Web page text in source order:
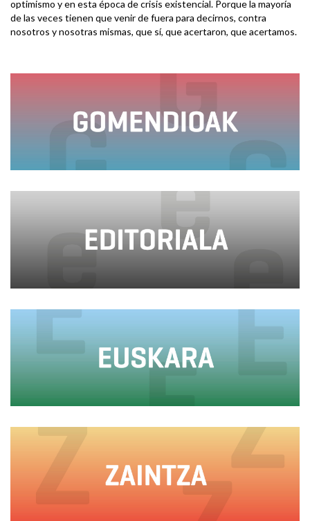
optimismo y en esta época de crisis existencial. Porque la mayoría
de las veces tienen que venir de fuera para decirnos, contra
nosotros y nosotras mismas, que sí, que acertaron, que acertamos.